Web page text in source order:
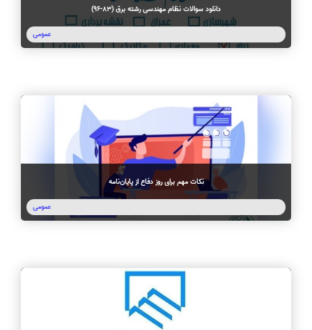
دانلود سوالات نظام مهندسی رشته برق (83-96)
عمومی
نکات مهم برای روز دفاع از پایان‌نامه
عمومی